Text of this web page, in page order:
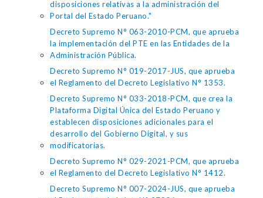
disposiciones relativas a la administración del
Portal del Estado Peruano."
Decreto Supremo N° 063-2010-PCM, que aprueba
la implementación del PTE en las Entidades de la
Administración Pública.
Decreto Supremo N° 019-2017-JUS, que aprueba
el Reglamento del Decreto Legislativo N° 1353.
Decreto Supremo N° 033-2018-PCM, que crea la
Plataforma Digital Única del Estado Peruano y
establecen disposiciones adicionales para el
desarrollo del Gobierno Digital, y sus
modificatorias.
Decreto Supremo N° 029-2021-PCM, que aprueba
el Reglamento del Decreto Legislativo N° 1412.
Decreto Supremo N° 007-2024-JUS, que aprueba